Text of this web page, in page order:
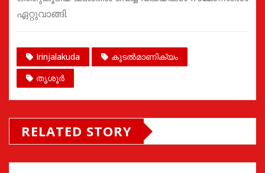
ഏറ്റുവാങ്ങി.
Irinjalakuda
കൂടൽമാണിക്യം
തൃശൂർ
RELATED STORY